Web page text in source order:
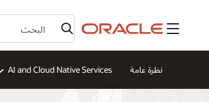
القائمة
نظرة عامة AI and Cloud Native Services